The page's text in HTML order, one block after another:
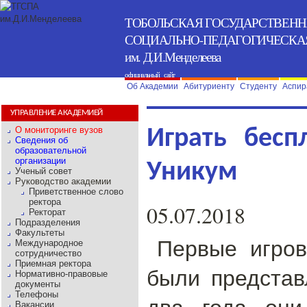
ТОБОЛЬСКАЯ
СОЦИАЛЬНО-
им. Д.И.Менделеева
официальный сайт
Об Академии
Абитуриенту Студенту
УПРАВЛЕНИЕ АКАДЕМИЕЙ
О мониторинге вузов
Сведения об
образовательной
организации
Ученый совет
Руководство академии
Приветственное слово
ректора
Ректорат
Подразделения
Факультеты
Международное
сотрудничество
Приемная ректора
Нормативно-правовые
документы
Телефоны
Вакансии
Играть
Уникум
05.07.2018
Первые
были